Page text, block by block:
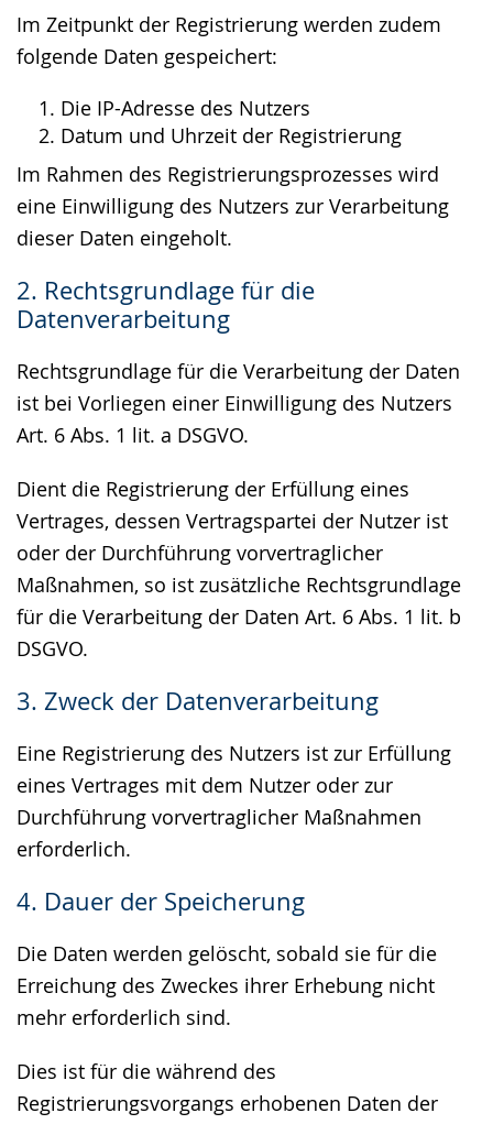
Im Zeitpunkt der Registrierung werden zudem
folgende Daten gespeichert:
Die IP-Adresse des Nutzers
Datum und Uhrzeit der Registrierung
Im Rahmen des Registrierungsprozesses wird
eine Einwilligung des Nutzers zur Verarbeitung
dieser Daten eingeholt.
2. Rechtsgrundlage für die
Datenverarbeitung
Rechtsgrundlage für die Verarbeitung der Daten
ist bei Vorliegen einer Einwilligung des Nutzers
Art. 6 Abs. 1 lit. a DSGVO.
Dient die Registrierung der Erfüllung eines
Vertrages, dessen Vertragspartei der Nutzer ist
oder der Durchführung vorvertraglicher
Maßnahmen, so ist zusätzliche Rechtsgrundlage
für die Verarbeitung der Daten Art. 6 Abs. 1 lit. b
DSGVO.
3. Zweck der Datenverarbeitung
Eine Registrierung des Nutzers ist zur Erfüllung
eines Vertrages mit dem Nutzer oder zur
Durchführung vorvertraglicher Maßnahmen
erforderlich.
4. Dauer der Speicherung
Die Daten werden gelöscht, sobald sie für die
Erreichung des Zweckes ihrer Erhebung nicht
mehr erforderlich sind.
Dies ist für die während des
Registrierungsvorgangs erhobenen Daten der